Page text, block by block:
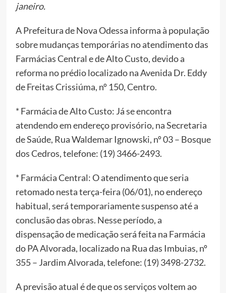
janeiro.
A Prefeitura de Nova Odessa informa à população
sobre mudanças temporárias no atendimento das
Farmácias Central e de Alto Custo, devido a
reforma no prédio localizado na Avenida Dr. Eddy
de Freitas Crissiúma, nº 150, Centro.
* Farmácia de Alto Custo: Já se encontra
atendendo em endereço provisório, na Secretaria
de Saúde, Rua Waldemar Ignowski, nº 03 – Bosque
dos Cedros, telefone: (19) 3466-2493.
* Farmácia Central: O atendimento que seria
retomado nesta terça-feira (06/01), no endereço
habitual, será temporariamente suspenso até a
conclusão das obras. Nesse período, a
dispensação de medicação será feita na Farmácia
do PA Alvorada, localizado na Rua das Imbuias, nº
355 – Jardim Alvorada, telefone: (19) 3498-2732.
A previsão atual é de que os serviços voltem ao